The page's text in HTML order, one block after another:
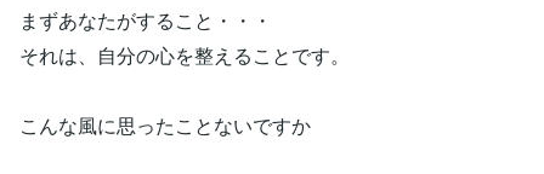
まずあなたがすること・・・
それは、自分の心を整えることです。
こんな風に思ったことないですか